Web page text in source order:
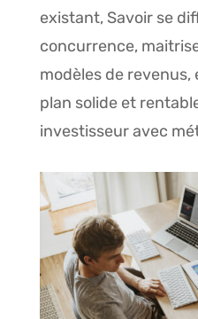
existant, Savoir se
concurrence,
modèles de
plan solide et
investisseur avec